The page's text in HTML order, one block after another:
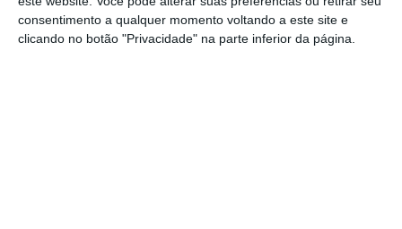
consentimento a qualquer momento voltando a este site e
clicando no botão "Privacidade" na parte inferior da página.
história.